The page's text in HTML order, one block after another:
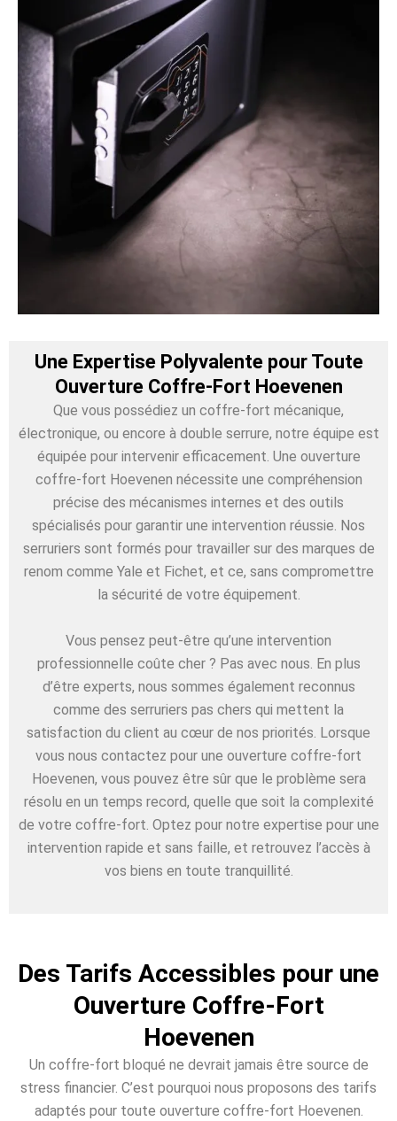
Une Expertise Polyvalente pour Toute
Ouverture Coffre-Fort Hoevenen
Que vous possédiez un coffre-fort mécanique,
électronique, ou encore à double serrure, notre équipe est
équipée pour intervenir efficacement. Une ouverture
coffre-fort Hoevenen nécessite une compréhension
précise des mécanismes internes et des outils
spécialisés pour garantir une intervention réussie. Nos
serruriers sont formés pour travailler sur des marques de
renom comme Yale et Fichet, et ce, sans compromettre
la sécurité de votre équipement.
Vous pensez peut-être qu’une intervention
professionnelle coûte cher ? Pas avec nous. En plus
d’être experts, nous sommes également reconnus
comme des serruriers pas chers qui mettent la
satisfaction du client au cœur de nos priorités. Lorsque
vous nous contactez pour une ouverture coffre-fort
Hoevenen, vous pouvez être sûr que le problème sera
résolu en un temps record, quelle que soit la complexité
de votre coffre-fort. Optez pour notre expertise pour une
intervention rapide et sans faille, et retrouvez l’accès à
vos biens en toute tranquillité.
Des Tarifs Accessibles pour une
Ouverture Coffre-Fort
Hoevenen
Un coffre-fort bloqué ne devrait jamais être source de
stress financier. C’est pourquoi nous proposons des tarifs
adaptés pour toute ouverture coffre-fort Hoevenen.